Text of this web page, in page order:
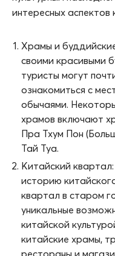
интересных аспектов
Храмы и
своими красивыми
туристы могут
ознакомиться с
обычаями.
храмов включают
Пра Тхум Пон
Тай Туа.
Китайский
историю
квартал в старом
уникальные
китайской
китайские храмы,
рестораны и